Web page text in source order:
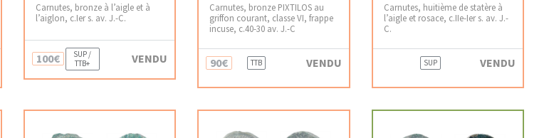
Carnutes, bronze à l’aigle et à
l’aiglon, c.Ier s. av. J.-C.
100€
SUP /
TTB+
VENDU
Carnutes, bronze PIXTILOS au
griffon courant, classe VI, frappe
incuse, c.40-30 av. J.-C
90€ TTB VENDU
Carnutes, huitième de statère à
l’aigle et rosace, c.IIe-Ier s. av. J.-
C.
SUP VENDU